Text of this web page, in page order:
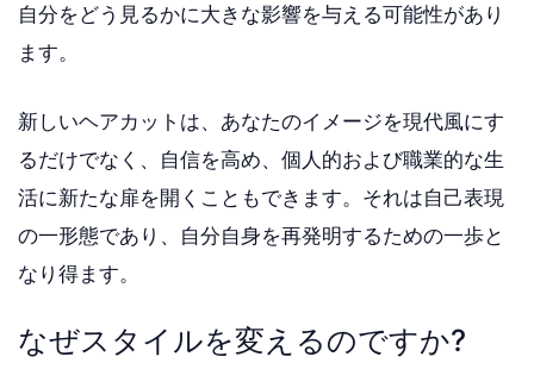
自分をどう見るかに大きな影響を与える可能性があり
ます。
新しいヘアカットは、あなたのイメージを現代風にす
るだけでなく、自信を高め、個人的および職業的な生
活に新たな扉を開くこともできます。それは自己表現
の一形態であり、自分自身を再発明するための一歩と
なり得ます。
なぜスタイルを変えるのですか?